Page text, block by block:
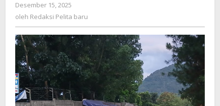
Protes
Warga
Desember 15, 2025
Redaksi
baru
oleh Redaksi Pelita baru